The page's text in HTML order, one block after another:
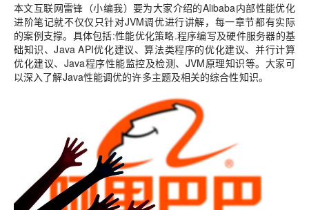
本文互联网雷锋（小编我）要为大家介绍的Alibaba内部性能优化
进阶笔记就不仅仅只针对JVM调优进行讲解，每一章节都有实际
的案例支撑。具体包括:性能优化策略.程序编写及硬件服务器的基
础知识、Java API优化建议、算法类程序的优化建议、并行计算
优化建议、Java程序性能监控及检测、JVM原理知识等。大家可
以深入了解Java性能调优的许多主题及相关的综合性知识。